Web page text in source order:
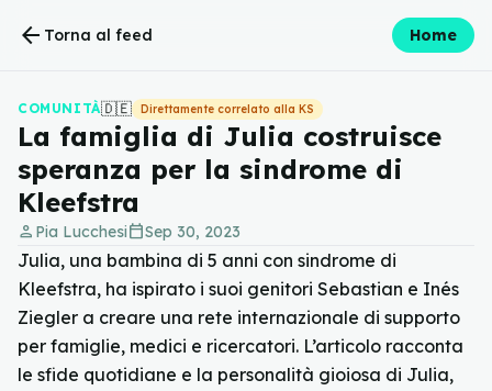
arrow_back Torna al feed Home
COMUNITÀ🇩🇪 Direttamente correlato alla KS
La famiglia di Julia costruisce
speranza per la sindrome di
Kleefstra
person Pia Lucchesicalendar_todaySep 30, 2023
Julia, una bambina di 5 anni con sindrome di
Kleefstra, ha ispirato i suoi genitori Sebastian e Inés
Ziegler a creare una rete internazionale di supporto
per famiglie, medici e ricercatori. L’articolo racconta
le sfide quotidiane e la personalità gioiosa di Julia,